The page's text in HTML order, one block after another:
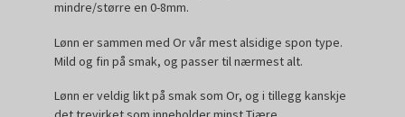
mindre/større en 0-8mm.
Lønn er sammen med Or vår mest alsidige spon type.
Mild og fin på smak, og passer til nærmest alt.
Lønn er veldig likt på smak som Or, og i tillegg kanskje